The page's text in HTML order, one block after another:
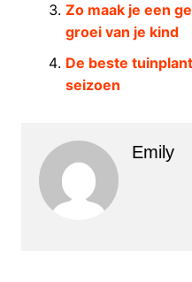
Zo maak je een
groei van je kind
De beste
seizoen
Emily